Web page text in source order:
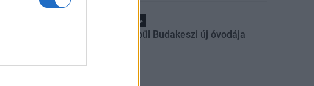
Pest megye
Fából épül Budakeszi új óvodája